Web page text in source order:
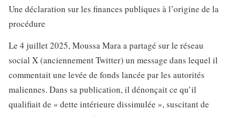
Une déclaration sur les finances publiques à l’origine de la
procédure
Le 4 juillet 2025, Moussa Mara a partagé sur le réseau
social X (anciennement Twitter) un message dans lequel il
commentait une levée de fonds lancée par les autorités
maliennes. Dans sa publication, il dénonçait ce qu’il
qualifiait de « dette intérieure dissimulée », suscitant de